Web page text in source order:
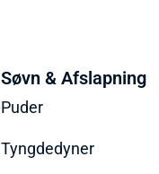
Søvn & Afslapning
Puder
Tyngdedyner